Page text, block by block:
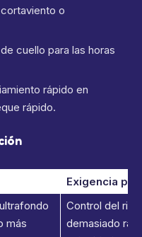
o
cuello para las horas
rápido en
rápido.
Exigencia
más
Control del
demasiado